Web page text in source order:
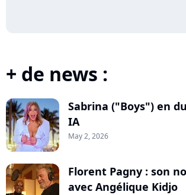
+ de news :
Sabrina ("Boys") en
IA
May 2, 2026
Florent Pagny : son
avec Angélique Kidjo